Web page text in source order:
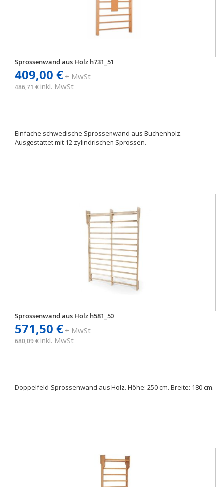
Sprossenwand aus Holz h731_51
409,00 €+ MwSt
486,71 € inkl. MwSt
Einfache schwedische Sprossenwand aus Buchenholz.
Ausgestattet mit 12 zylindrischen Sprossen.
Sprossenwand aus Holz h581_50
571,50 €+ MwSt
680,09 € inkl. MwSt
Doppelfeld-Sprossenwand aus Holz. Höhe: 250 cm. Breite: 180 cm.